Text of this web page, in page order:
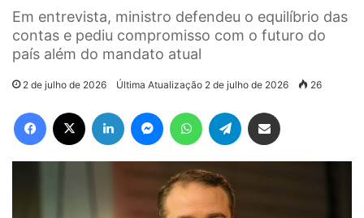
Em entrevista, ministro defendeu o equilíbrio das
contas e pediu compromisso com o futuro do
país além do mandato atual
2 de julho de 2026 Última Atualização 2 de julho de 2026 26